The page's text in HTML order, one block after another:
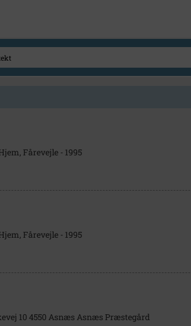
Fårevejle - 1995
Fårevejle - 1995
10 4550 Asnæs Asnæs Præstegård